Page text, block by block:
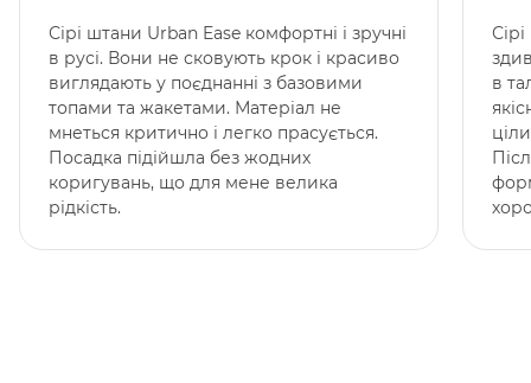
Сірі штани Urban Ease комфортні і зручні
в русі. Вони не сковують крок і красиво
виглядають у поєднанні з базовими
топами та жакетами. Матеріал не
мнеться критично і легко прасується.
Посадка підійшла без жодних
коригувань, що для мене велика
рідкість.
в